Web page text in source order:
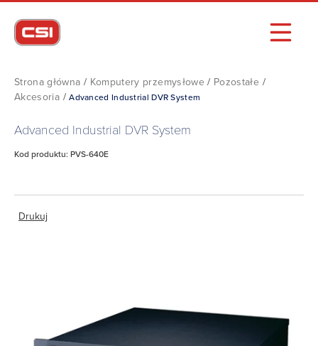
Strona główna / Komputery przemysłowe / Pozostałe /
Akcesoria /Advanced Industrial DVR System
Advanced Industrial DVR System
Kod produktu: PVS-640E
Drukuj